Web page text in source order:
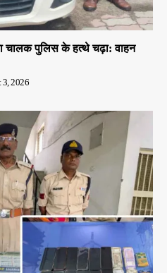
चालक पुलिस के हत्थे चढ़ा: वाहन
3, 2026